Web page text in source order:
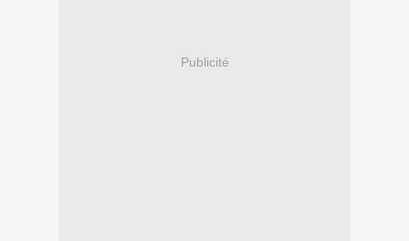
Publicité